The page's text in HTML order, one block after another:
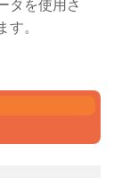
タを使用さ
す。